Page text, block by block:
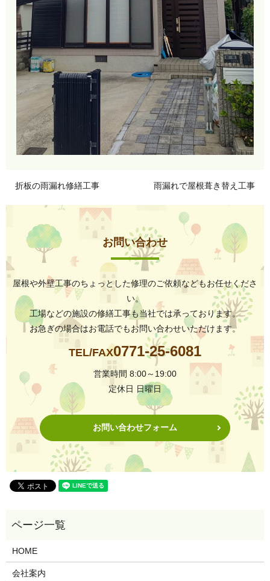
折板の雨漏れ修繕工事 雨漏れで屋根葺き替え工事
お問い合わせ
屋根や外壁工事のちょっとした修理のご依頼などもお任せくださ
い。
工場などの施設の修繕工事も当社では承っております。
お急ぎの場合はお電話でもお問い合わせいただけます。
TEL/FAX0771-25-6081
営業時間 8:00～19:00
定休日 日曜日
お問い合わせフォーム
HOME
会社案内